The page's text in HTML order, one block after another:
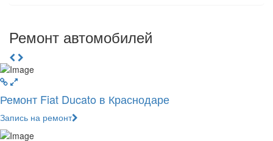
Ремонт автомобилей
Ремонт Fiat Ducato в Краснодаре
Запись на ремонт